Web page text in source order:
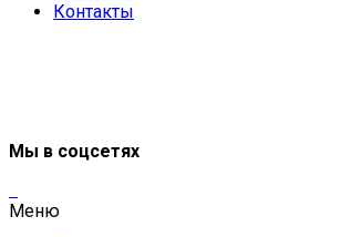
Контакты
Мы в соцсетях
Меню